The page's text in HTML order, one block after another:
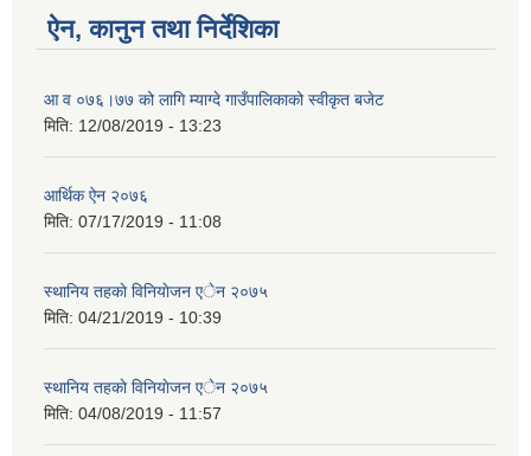
ऐन, कानुन तथा निर्देशिका
आ व ०७६।७७ को लागि म्याग्दे गाउँपालिकाको स्वीकृत बजेट
मिति: 12/08/2019 - 13:23
आर्थिक ऐन २०७६
मिति: 07/17/2019 - 11:08
स्थानिय तहकाे विनियाेजन एेन २०७५
मिति: 04/21/2019 - 10:39
स्थानिय तहकाे विनियाेजन एेन २०७५
मिति: 04/08/2019 - 11:57